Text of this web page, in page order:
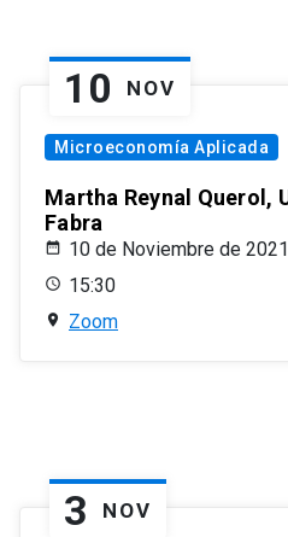
10 NOV
Microeconomía Aplicada
Martha Reynal Querol,
Fabra
10 de Noviembre de 2021
15:30
Zoom
3 NOV